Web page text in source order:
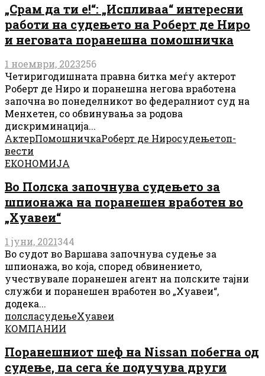
„Срам да ти е!“: „Испливаа“ интересни
работи на судењето на Роберт де Ниро
и неговата поранешна помошничка
1 ноември, 2023256
Четиригодишната правна битка меѓу актерот
Роберт де Ниро и поранешна негова вработена
започна во понеделникот во федералниот суд на
Менхетен, со обвинувања за родова
дискриминација...
АктерПомошничкаРоберт де Ниросудењетоп-
вести
ЕКОНОМИЈА
Во Полска започнува судењето за
шпионажа на поранешен вработен во
„Хуавеи“
1 јуни, 2021344
Во судот во Варшава започнува судење за
шпионажа, во коja, според обвинението,
учествувале поранешен агент на полските тајни
служби и поранешен вработен во „Хуавеи“,
додека...
полсласудењеХуавеи
КОМПАНИИ
Поранешниот шеф на Nissan побегна од
судење, па сега ќе подучува други